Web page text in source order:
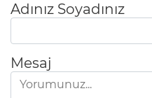
Adınız Soyadınız
Mesaj